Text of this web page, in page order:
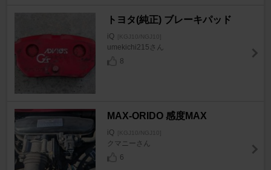
トヨタ(純正) ブレーキパッド
iQ [KGJ10/NGJ10]
umekichi215さん
8
MAX-ORIDO 感度MAX
iQ [KGJ10/NGJ10]
クマニーさん
6